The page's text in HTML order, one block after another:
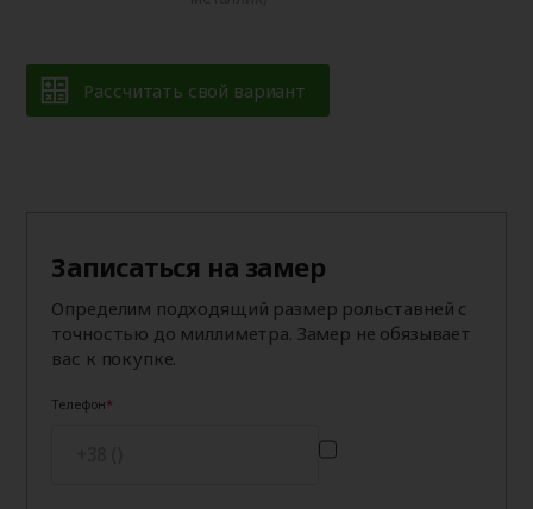
Рассчитать свой вариант
Записаться на замер
Определим подходящий размер рольставней с
точностью до миллиметра. Замер не обязывает
вас к покупке.
Телефон